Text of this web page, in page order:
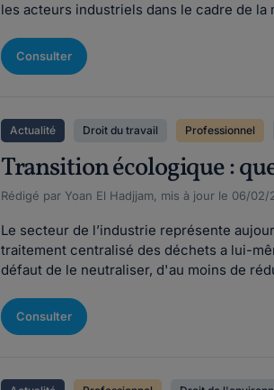
les acteurs industriels dans le cadre de
Consulter
Actualité Droit du travail Professionnel
Transition écologique :
Rédigé par Yoan El Hadjjam, mis à jour le 06/02/
Le secteur de l’industrie représente
traitement centralisé des déchets a lui-
défaut de le neutraliser, d'au moins de
Consulter